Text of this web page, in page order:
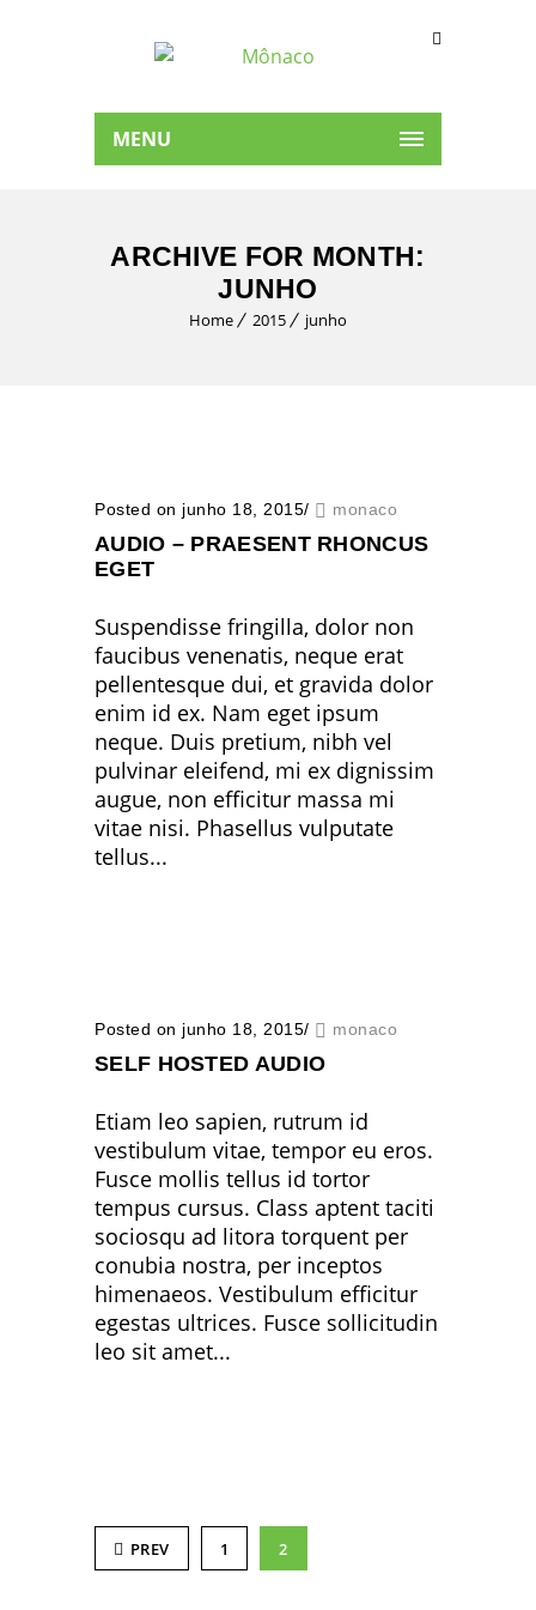
MENU
ARCHIVE FOR MONTH:
JUNHO
Home 2015 junho
Posted on junho 18, 2015/ monaco
AUDIO – PRAESENT RHONCUS
EGET
Suspendisse fringilla, dolor non
faucibus venenatis, neque erat
pellentesque dui, et gravida dolor
enim id ex. Nam eget ipsum
neque. Duis pretium, nibh vel
pulvinar eleifend, mi ex dignissim
augue, non efficitur massa mi
vitae nisi. Phasellus vulputate
tellus...
Posted on junho 18, 2015/ monaco
SELF HOSTED AUDIO
Etiam leo sapien, rutrum id
vestibulum vitae, tempor eu eros.
Fusce mollis tellus id tortor
tempus cursus. Class aptent taciti
sociosqu ad litora torquent per
conubia nostra, per inceptos
himenaeos. Vestibulum efficitur
egestas ultrices. Fusce sollicitudin
leo sit amet...
PREV 1 2